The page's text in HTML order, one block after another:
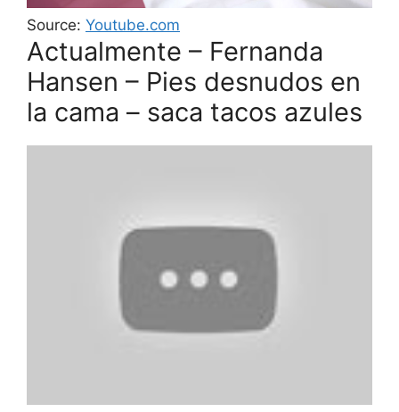
Source: Youtube.com
Actualmente – Fernanda
Hansen – Pies desnudos en
la cama – saca tacos azules